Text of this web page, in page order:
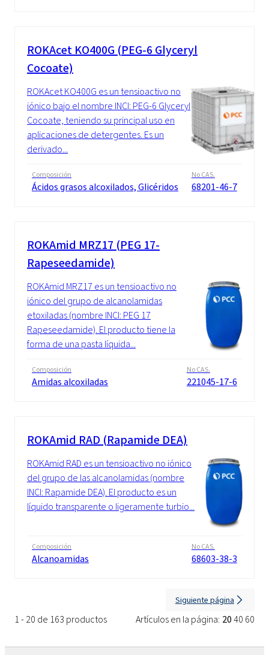
ROKAcet KO400G (PEG-6 Glyceryl
Cocoate)
ROKAcet KO400G es un tensioactivo no
iónico bajo el nombre INCI: PEG-6 Glyceryl
Cocoate, teniendo su principal uso en
aplicaciones de detergentes. Es un
derivado...
Composición
Ácidos grasos alcoxilados, Glicéridos
No CAS.
68201-46-7
ROKAmid MRZ17 (PEG 17-
Rapeseedamide)
ROKAmid MRZ17 es un tensioactivo no
iónico del grupo de alcanolamidas
etoxiladas (nombre INCI: PEG 17
Rapeseedamide). El producto tiene la
forma de una pasta líquida...
Composición
Amidas alcoxiladas
No CAS.
221045-17-6
ROKAmid RAD (Rapamide DEA)
ROKAmid RAD es un tensioactivo no iónico
del grupo de las alcanolamidas (nombre
INCI: Rapamide DEA). El producto es un
líquido transparente o ligeramente turbio...
Composición
Alcanoamidas
No CAS.
68603-38-3
1 - 20 de 163 productos Artículos en la página: 2040 60
Siguiente página